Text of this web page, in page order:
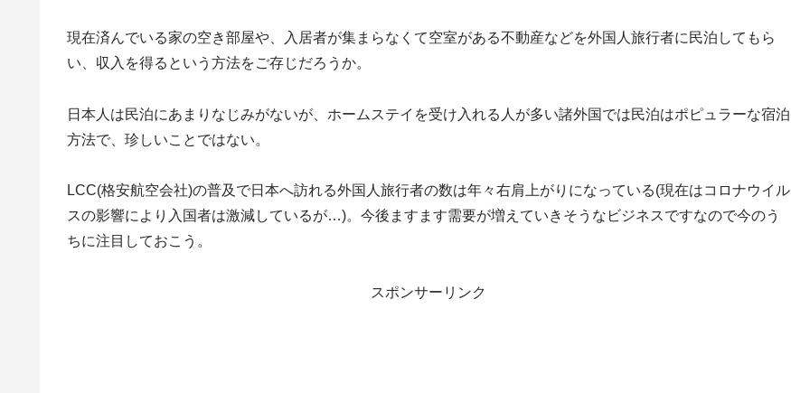
現在済んでいる家の空き部屋や、入居者が集まらなくて空室がある不動産などを外国人旅行者に民泊してもら
い、収入を得るという方法をご存じだろうか。
日本人は民泊にあまりなじみがないが、ホームステイを受け入れる人が多い諸外国では民泊はポピュラーな宿泊
方法で、珍しいことではない。
LCC(格安航空会社)の普及で日本へ訪れる外国人旅行者の数は年々右肩上がりになっている(現在はコロナウイル
スの影響により入国者は激減しているが…)。今後ますます需要が増えていきそうなビジネスですなので今のう
ちに注目しておこう。
スポンサーリンク